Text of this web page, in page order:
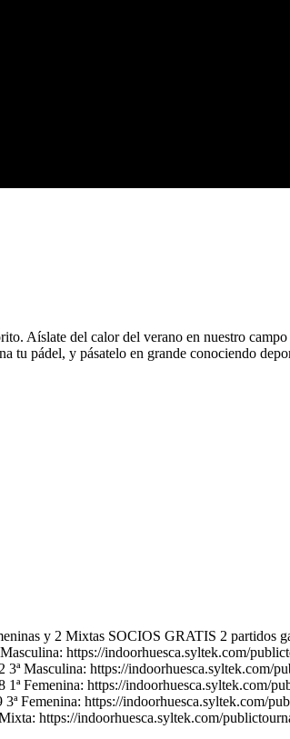
Aíslate del calor del verano en nuestro
pádel, y pásatelo en grande conociendo
y 2 Mixtas SOCIOS GRATIS 2 partidos
https://indoorhuesca.syltek.com/
Masculina: https://indoorhuesca.syltek.com/
Femenina: https://indoorhuesca.syltek.com/
Femenina: https://indoorhuesca.syltek.com/
https://indoorhuesca.syltek.com/